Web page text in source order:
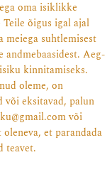
oma isiklikke
õigus igal ajal
meiega suhtlemisest
andmebaasidest. Aeg-
kinnitamiseks.
oleme, on
või eksitavad, palun
või
et parandada
teavet.